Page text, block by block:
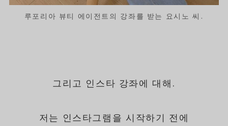
루포리아 뷰티 에이전트의 강좌를 받는 요시노 씨.
그리고 인스타 강좌에 대해.
저는 인스타그램을 시작하기 전에